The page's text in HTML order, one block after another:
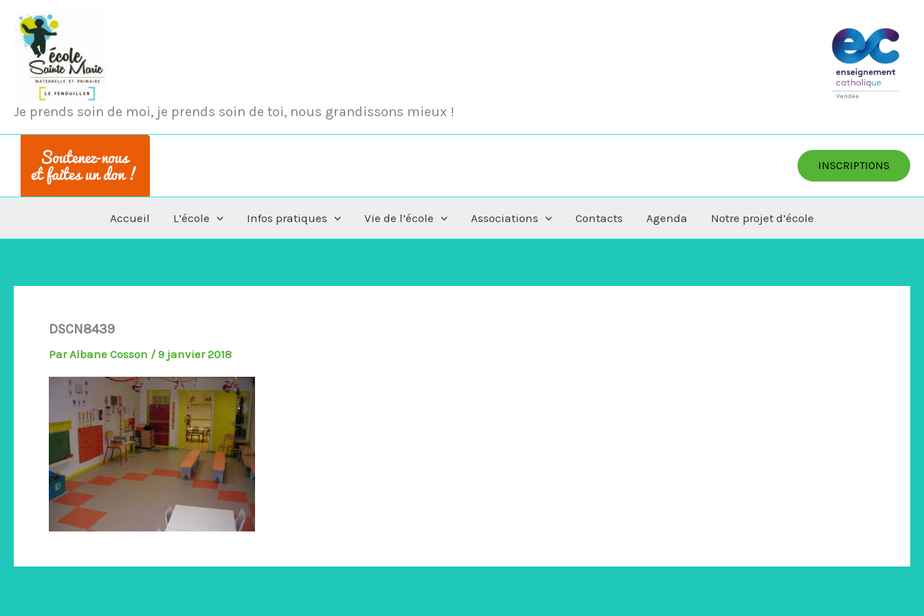
contenu
Je prends soin de moi, je prends soin de toi, nous grandissons mieux !
INSCRIPTIONS
Accueil L’école Infos pratiques Vie de l’école Associations Contacts Agenda Notre projet d’école
DSCN8439
ParAlbane Cosson /9 janvier 2018